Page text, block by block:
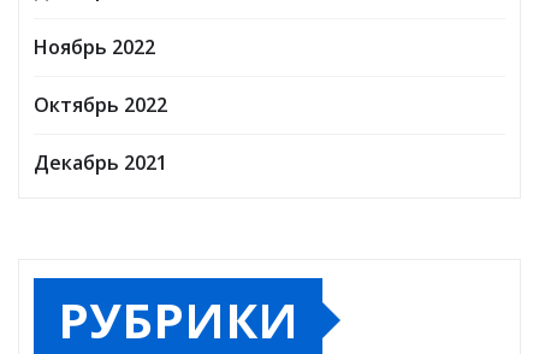
Ноябрь 2022
Октябрь 2022
Декабрь 2021
РУБРИКИ